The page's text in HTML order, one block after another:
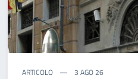
ARTICOLO 3 AGO 26